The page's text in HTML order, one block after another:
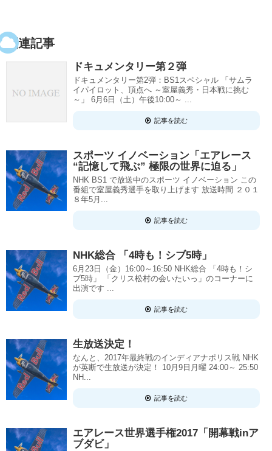
関連記事
ドキュメンタリー第２弾
ドキュメンタリー第2弾：BS1スペシャル 「サムラ
イパイロット、頂点へ ～室屋義秀・日本戦に挑む
～」 6月6日（土）午後10:00～ ...
記事を読む
スポーツ イノベーション「エアレース
“記憶して飛ぶ” 極限の世界に迫る」
NHK BS1 で放送中のスポーツ イノベーション この
番組で室屋義秀選手を取り上げます 放送時間 ２０１
８年5月...
記事を読む
NHK総合 「4時も！シブ5時」
6月23日（金）16:00～16:50 NHK総合 「4時も！シ
ブ5時」 「クリス松村の会いたいっ」のコーナーに
出演です ...
記事を読む
生放送決定！
なんと、2017年最終戦のインディアナポリス戦 NHK
が英断で生放送が決定！ 10月9日月曜 24:00～ 25:50
NH...
記事を読む
エアレース世界選手権2017「開幕戦inア
ブダビ」